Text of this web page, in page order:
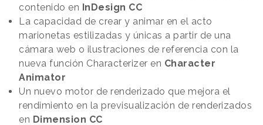
contenido en InDesign CC
La capacidad de crear y animar en el acto
marionetas estilizadas y únicas a partir de una
cámara web o ilustraciones de referencia con la
nueva función Characterizer en Character
Animator
Un nuevo motor de renderizado que mejora el
rendimiento en la previsualización de renderizados
en Dimension CC